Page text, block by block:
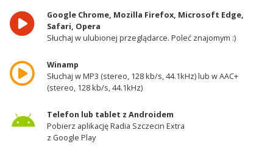
Google Chrome, Mozilla Firefox, Microsoft Edge,
Safari, Opera
Słuchaj w ulubionej przeglądarce. Poleć znajomym :)
Winamp
Słuchaj w MP3 (stereo, 128 kb/s, 44.1kHz) lub w AAC+
(stereo, 128 kb/s, 44.1kHz)
Telefon lub tablet z Androidem
Pobierz aplikację Radia Szczecin Extra
z Google Play